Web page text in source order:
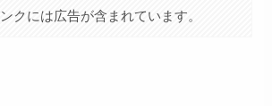
クには広告が含まれています。